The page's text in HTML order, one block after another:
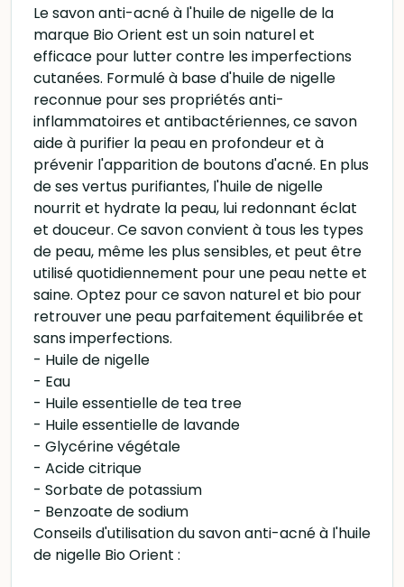
Le savon anti-acné à l'huile de nigelle de la
marque Bio Orient est un soin naturel et
efficace pour lutter contre les imperfections
cutanées. Formulé à base d'huile de nigelle
reconnue pour ses propriétés anti-
inflammatoires et antibactériennes, ce savon
aide à purifier la peau en profondeur et à
prévenir l'apparition de boutons d'acné. En plus
de ses vertus purifiantes, l'huile de nigelle
nourrit et hydrate la peau, lui redonnant éclat
et douceur. Ce savon convient à tous les types
de peau, même les plus sensibles, et peut être
utilisé quotidiennement pour une peau nette et
saine. Optez pour ce savon naturel et bio pour
retrouver une peau parfaitement équilibrée et
sans imperfections.
- Huile de nigelle
- Eau
- Huile essentielle de tea tree
- Huile essentielle de lavande
- Glycérine végétale
- Acide citrique
- Sorbate de potassium
- Benzoate de sodium
Conseils d'utilisation du savon anti-acné à l'huile
de nigelle Bio Orient :